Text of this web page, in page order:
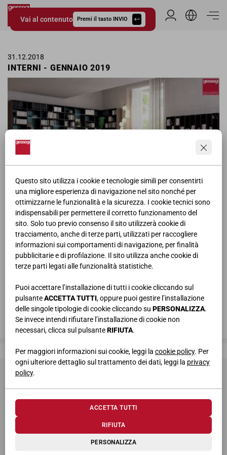
Questo sito utilizza i cookie e tecnologie simili per consentirti
una migliore esperienza di navigazione nel sito nonché per
ottimizzarne le funzionalità e la sicurezza. I cookie tecnici sono
indispensabili per permettere il corretto funzionamento del
sito. Solo tuo previo consenso il sito utilizzerà cookie di
tracciamento, anche di terze parti, utilizzati per raccogliere
informazioni sui comportamenti di navigazione, per finalità
pubblicitarie e di profilazione. Il sito utilizza anche cookie di
terze parti legati alle funzionalità statistiche.
Puoi accettare l’installazione di tutti i cookie cliccando sul
pulsanteACCETTA TUTTI, oppure puoi gestire l’installazione
delle singole tipologie di cookie cliccando su PERSONALIZZA.
Se invece intendi rifiutare l’installazione di cookie non
necessari, clicca sul pulsanteRIFIUTA.
Per maggiori informazioni sui cookie, leggi la cookie policy. Per
ogni ulteriore dettaglio sul trattamento dei dati, leggi la privacy
policy.
PERSONALIZZA
RIFIUTA
ACCETTA TUTTI
Vai al contenuto Premi il tasto INVIO
Giessegi.it
Area Riservata
31.12.2018
INTERNI - GENNAIO 2019
Pagina pubblicitaria dei soggiorni Giessegi nella rivista Interni per il
mese di Gennaio.
Giessegi, dove la qualità è di casa
© 2026 Giessegi Industria Mobili S.p.a. P.I. 00642760433
Via Bramante 39, 62010 Appignano MC (Italia)